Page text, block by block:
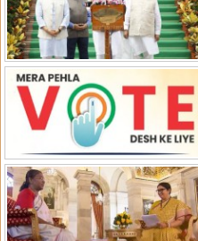
जश्न मनाया
'भारत को फुटबॉल में भी वैश्विक
पहचान दिलाएं'
अल्पसंख्यक मंत्री ने की हज
नीति-2027 की घोषणा
राखीगढ़ी में मिले मानव कंकाल
अवशेष
राष्ट्रपति ने कूनो उद्यान में चीता
प्रबंधन देखा
एमआईएफएफ में फ़िल्म गुदगुदी का
प्रीमियर